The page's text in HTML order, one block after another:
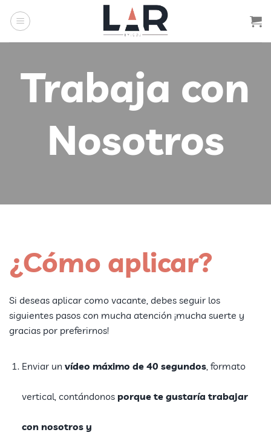
Trabaja con
Nosotros
¿Cómo aplicar?
Si deseas aplicar como vacante, debes seguir los
siguientes pasos con mucha atención ¡mucha suerte y
gracias por preferirnos!
Enviar un vídeo máximo de 40 segundos, formato
vertical, contándonos porque te gustaría trabajar
con nosotros y